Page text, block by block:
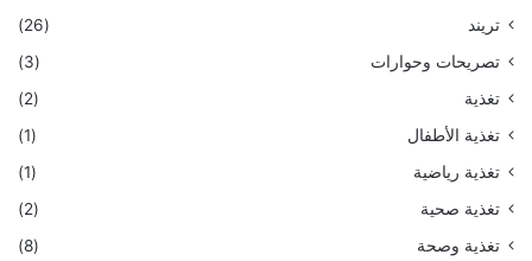
تريند
(26)
تصريحات وحوارات
(3)
تغذية
(2)
تغذية الأطفال
(1)
تغذية رياضية
(1)
تغذية صحية
(2)
تغذية وصحة
(8)